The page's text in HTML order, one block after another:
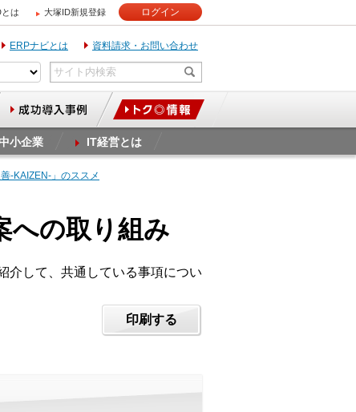
は 大塚ID新規登録 ログイン
ERPナビとは 資料請求・お問い合わせ
小企業 IT経営とは
-KAIZEN-」のススメ
への取り組み
介して、共通している事項につい
印刷する